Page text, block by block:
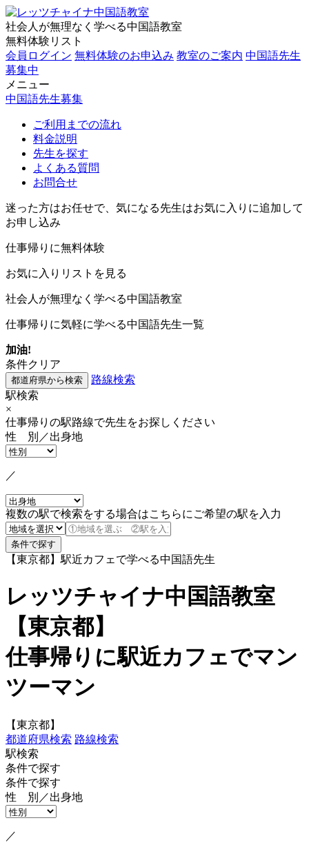
社会人が無理なく学べる中国語教室
無料体験リスト
会員ログイン 無料体験のお申込み 教室のご案内 中国語先生
募集中
メニュー
中国語先生募集
ご利用までの流れ
料金説明
先生を探す
よくある質問
お問合せ
迷った方はお任せで、気になる先生はお気に入りに追加して
お申し込み
仕事帰りに無料体験
お気に入りリストを見る
社会人が無理なく学べる中国語教室
仕事帰りに気軽に学べる中国語先生一覧
加油!
条件クリア
路線検索
駅検索
×
仕事帰りの駅路線で先生をお探しください
性 別／出身地
／
複数の駅で検索をする場合はこちらにご希望の駅を入力
【東京都】駅近カフェで学べる中国語先生
レッツチャイナ中国語教室
【東京都】
仕事帰りに駅近カフェでマン
ツーマン
【東京都】
都道府県検索 路線検索
駅検索
条件で探す
条件で探す
性 別／出身地
／